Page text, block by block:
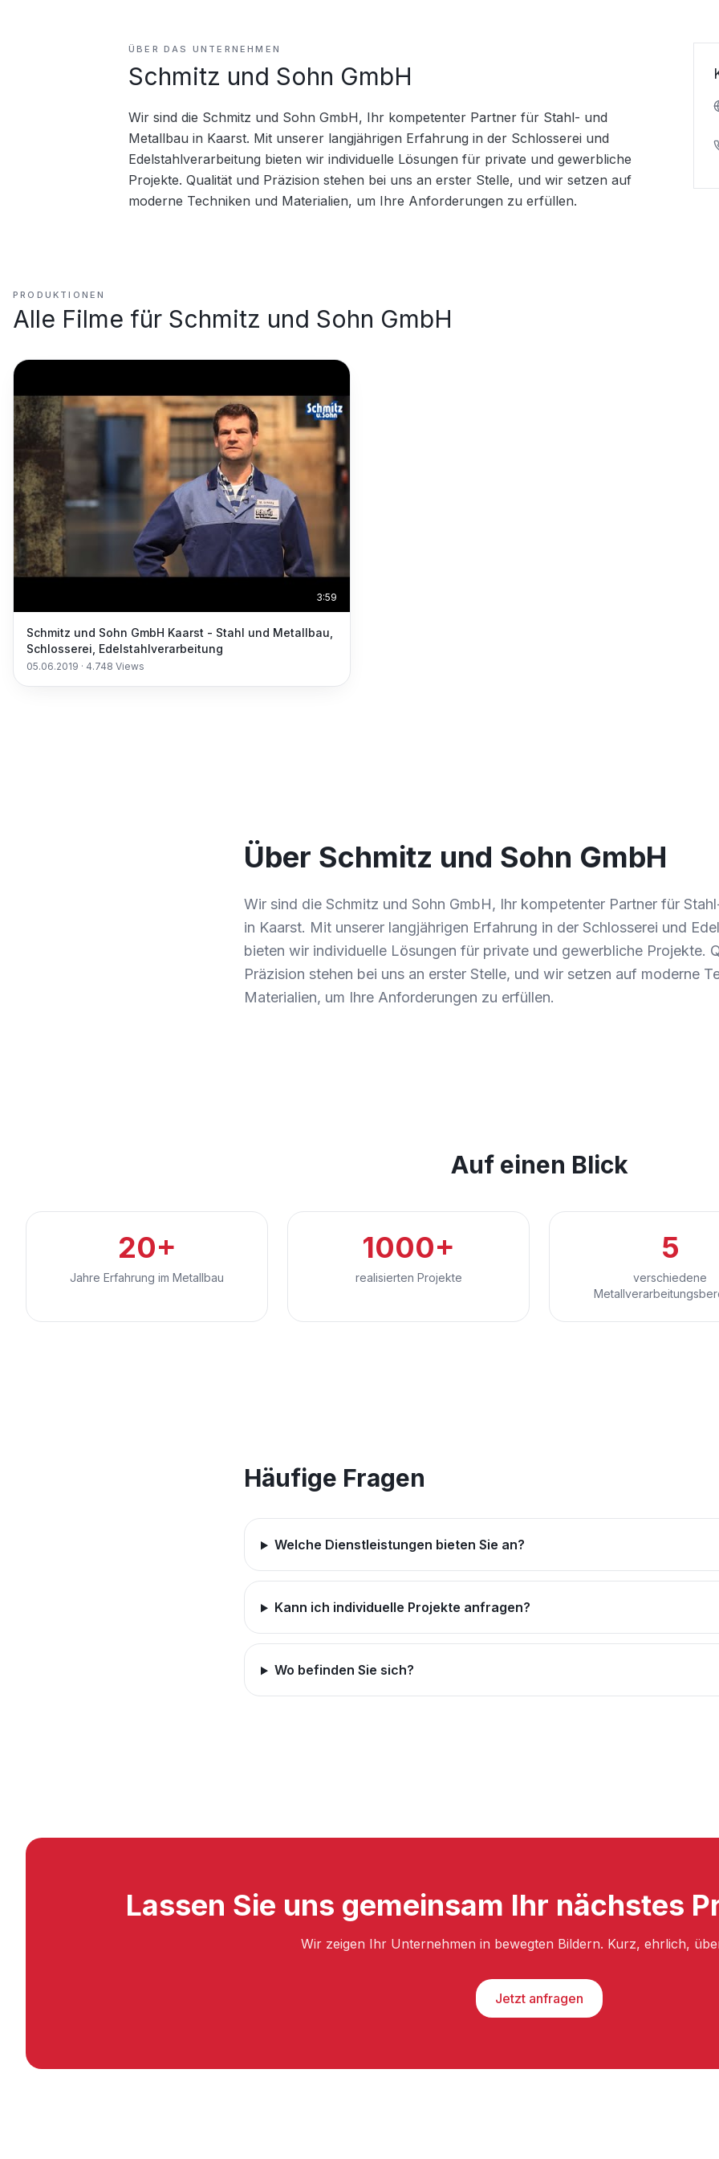
ÜBER DAS UNTERNEHMEN
Schmitz und Sohn GmbH
Wir sind die Schmitz und Sohn GmbH, Ihr kompetenter Partner für Stahl- und
Metallbau in Kaarst. Mit unserer langjährigen Erfahrung in der Schlosserei und
Edelstahlverarbeitung bieten wir individuelle Lösungen für private und gewerbliche
Projekte. Qualität und Präzision stehen bei uns an erster Stelle, und wir setzen auf
moderne Techniken und Materialien, um Ihre Anforderungen zu erfüllen.
PRODUKTIONEN
Alle Filme für Schmitz und Sohn GmbH
3:59
Schmitz und Sohn GmbH Kaarst - Stahl und Metallbau,
Schlosserei, Edelstahlverarbeitung
05.06.2019 · 4.748 Views
Über Schmitz und Sohn GmbH
Wir sind die Schmitz und Sohn GmbH, Ihr kompetenter Partner für
in Kaarst. Mit unserer langjährigen Erfahrung in der Schlosserei und
bieten wir individuelle Lösungen für private und gewerbliche Projekte.
Präzision stehen bei uns an erster Stelle, und wir setzen auf moderne
Materialien, um Ihre Anforderungen zu erfüllen.
Auf einen Blick
20+
Jahre Erfahrung im Metallbau
1000+
realisierten Projekte
5
verschiedene
Häufige Fragen
Welche Dienstleistungen bieten Sie an?
Kann ich individuelle Projekte anfragen?
Wo befinden Sie sich?
Lassen Sie uns gemeinsam Ihr nächstes
Wir zeigen Ihr Unternehmen in bewegten Bildern. Kurz, ehrlich,
Jetzt anfragen